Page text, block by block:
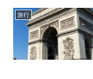
旅行